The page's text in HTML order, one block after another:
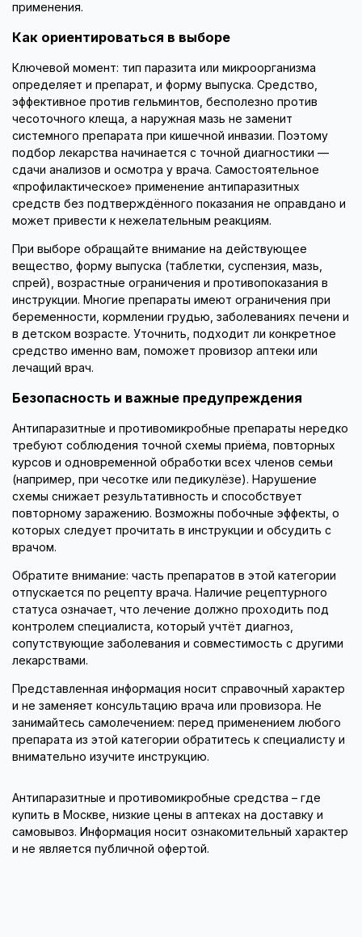
применения.
Как ориентироваться в выборе
Ключевой момент: тип паразита или микроорганизма
определяет и препарат, и форму выпуска. Средство,
эффективное против гельминтов, бесполезно против
чесоточного клеща, а наружная мазь не заменит
системного препарата при кишечной инвазии. Поэтому
подбор лекарства начинается с точной диагностики —
сдачи анализов и осмотра у врача. Самостоятельное
«профилактическое» применение антипаразитных
средств без подтверждённого показания не оправдано и
может привести к нежелательным реакциям.
При выборе обращайте внимание на действующее
вещество, форму выпуска (таблетки, суспензия, мазь,
спрей), возрастные ограничения и противопоказания в
инструкции. Многие препараты имеют ограничения при
беременности, кормлении грудью, заболеваниях печени и
в детском возрасте. Уточнить, подходит ли конкретное
средство именно вам, поможет провизор аптеки или
лечащий врач.
Безопасность и важные предупреждения
Антипаразитные и противомикробные препараты нередко
требуют соблюдения точной схемы приёма, повторных
курсов и одновременной обработки всех членов семьи
(например, при чесотке или педикулёзе). Нарушение
схемы снижает результативность и способствует
повторному заражению. Возможны побочные эффекты, о
которых следует прочитать в инструкции и обсудить с
врачом.
Обратите внимание: часть препаратов в этой категории
отпускается по рецепту врача. Наличие рецептурного
статуса означает, что лечение должно проходить под
контролем специалиста, который учтёт диагноз,
сопутствующие заболевания и совместимость с другими
лекарствами.
Представленная информация носит справочный характер
и не заменяет консультацию врача или провизора. Не
занимайтесь самолечением: перед применением любого
препарата из этой категории обратитесь к специалисту и
внимательно изучите инструкцию.
Антипаразитные и противомикробные средства – где
купить в Москве, низкие цены в аптеках на доставку и
самовывоз. Информация носит ознакомительный характер
и не является публичной офертой.